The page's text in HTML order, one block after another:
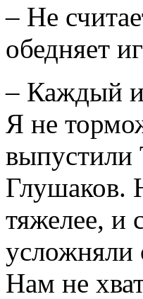
– Не
обедняет
– Каждый
Я не
выпустили
Глушаков.
тяжелее, и
усложняли
Нам не